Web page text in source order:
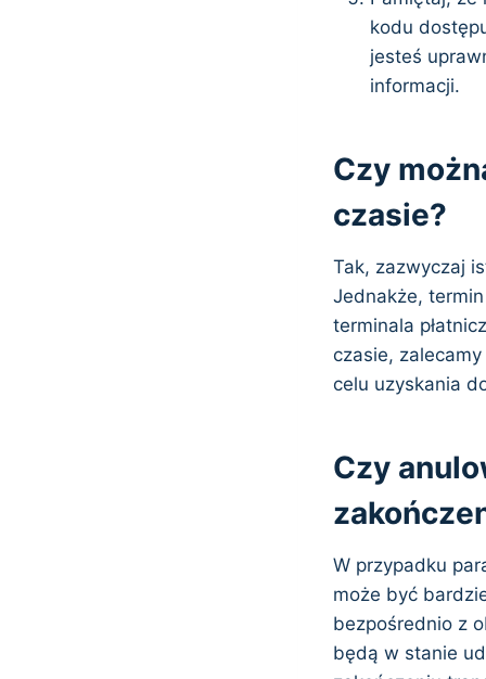
kodu
jesteś
informacji.
Czy
czasie?
Tak, zazwyczaj
Jednakże,
terminala
czasie,
celu uzyskania
Czy
W przypadku
może być
bezpośrednio z
będą w stanie